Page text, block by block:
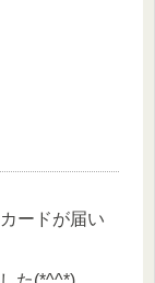
ードが届い